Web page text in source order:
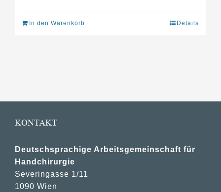
In den Warenkorb Details
KONTAKT
Deutschsprachige Arbeitsgemeinschaft für
Handchirurgie
Severingasse 1/11
1090 Wien